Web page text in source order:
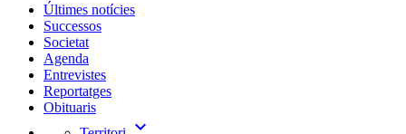
Últimes notícies
Successos
Societat
Agenda
Entrevistes
Reportatges
Obituaris
expand_more